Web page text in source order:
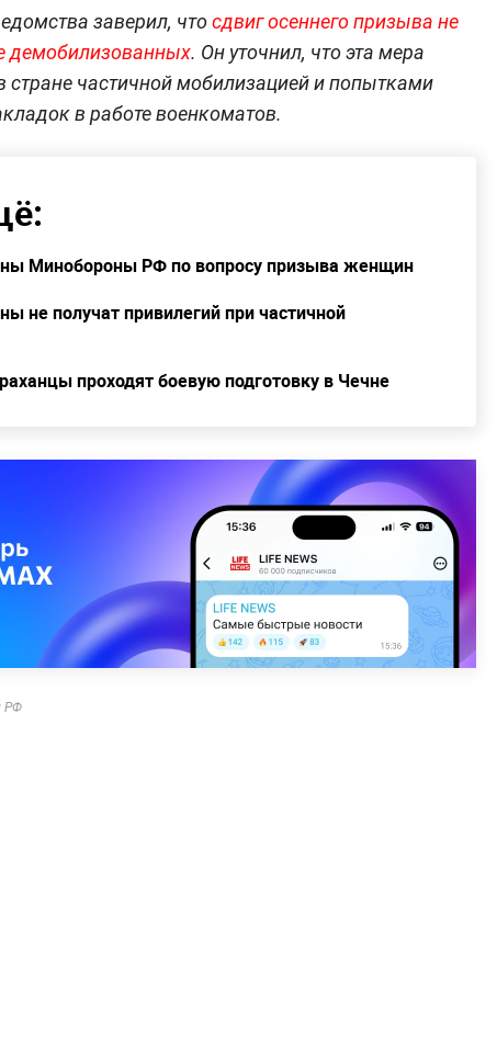
заверил, чтосдвиг осеннего призыва не
демобилизованных. Он уточнил, что эта мера
стране частичной мобилизацией и попытками
в работе военкоматов.
Минобороны РФ по вопросу призыва женщин
не получат привилегий при частичной
проходят боевую подготовку в Чечне
РФ